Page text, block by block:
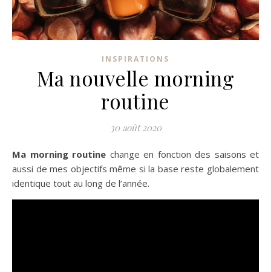
INSPIRATIONS
Ma nouvelle morning
routine
30 août 2020
Ma morning routine change en fonction des saisons et
aussi de mes objectifs même si la base reste globalement
identique tout au long de l’année.